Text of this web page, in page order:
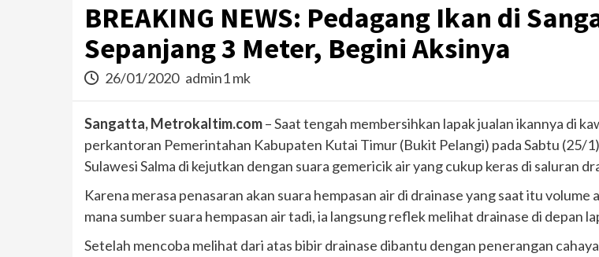
BREAKING NEWS: Pedagang Ikan di
Sepanjang 3 Meter, Begini Aksinya
26/01/2020 admin1 mk
Sangatta, Metrokaltim.com– Saat tengah membersihkan lapak jualan ikannya di
perkantoran Pemerintahan Kabupaten Kutai Timur (Bukit Pelangi) pada Sabtu (25/
Sulawesi Salma di kejutkan dengan suara gemericik air yang cukup keras di saluran
Karena merasa penasaran akan suara hempasan air di drainase yang saat itu
mana sumber suara hempasan air tadi, ia langsung reflek melihat drainase di depan
Setelah mencoba melihat dari atas bibir drainase dibantu dengan penerangan